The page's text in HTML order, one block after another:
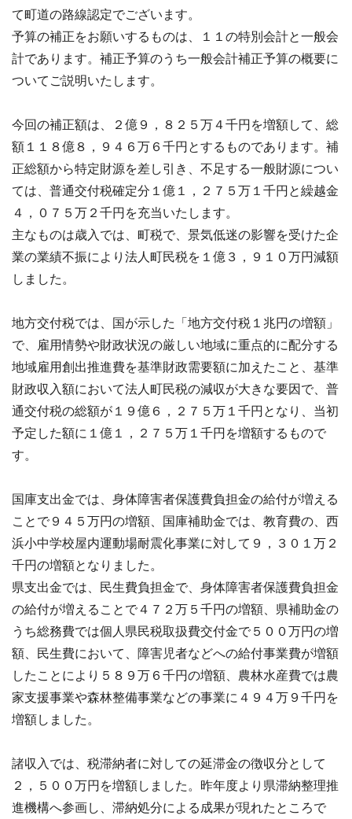
て町道の路線認定でございます。
予算の補正をお願いするものは、１１の特別会計と一般会
計であります。補正予算のうち一般会計補正予算の概要に
ついてご説明いたします。
今回の補正額は、２億９，８２５万４千円を増額して、総
額１１８億８，９４６万６千円とするものであります。補
正総額から特定財源を差し引き、不足する一般財源につい
ては、普通交付税確定分１億１，２７５万１千円と繰越金
４，０７５万２千円を充当いたします。
主なものは歳入では、町税で、景気低迷の影響を受けた企
業の業績不振により法人町民税を１億３，９１０万円減額
しました。
地方交付税では、国が示した「地方交付税１兆円の増額」
で、雇用情勢や財政状況の厳しい地域に重点的に配分する
地域雇用創出推進費を基準財政需要額に加えたこと、基準
財政収入額において法人町民税の減収が大きな要因で、普
通交付税の総額が１９億６，２７５万１千円となり、当初
予定した額に１億１，２７５万１千円を増額するもので
す。
国庫支出金では、身体障害者保護費負担金の給付が増える
ことで９４５万円の増額、国庫補助金では、教育費の、西
浜小中学校屋内運動場耐震化事業に対して９，３０１万２
千円の増額となりました。
県支出金では、民生費負担金で、身体障害者保護費負担金
の給付が増えることで４７２万５千円の増額、県補助金の
うち総務費では個人県民税取扱費交付金で５００万円の増
額、民生費において、障害児者などへの給付事業費が増額
したことにより５８９万６千円の増額、農林水産費では農
家支援事業や森林整備事業などの事業に４９４万９千円を
増額しました。
諸収入では、税滞納者に対しての延滞金の徴収分として
２，５００万円を増額しました。昨年度より県滞納整理推
進機構へ参画し、滞納処分による成果が現れたところで